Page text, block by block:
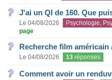
J'ai un QI de 160. Que
Le 04/08/2026 Psychologie,
page
Recherche film américain
Le 04/08/2026 13 réponses
Comment avoir un